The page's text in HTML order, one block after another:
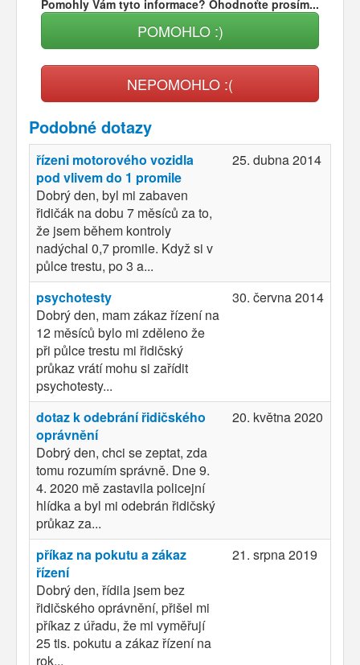
Pomohly Vám tyto informace? Ohodnoťte prosím...
POMOHLO :)
NEPOMOHLO :(
Podobné dotazy
řízeni motorového vozidla
pod vlivem do 1 promile
Dobrý den, byl mi zabaven
řidičák na dobu 7 měsíců za to,
že jsem během kontroly
nadýchal 0,7 promile. Když si v
půlce trestu, po 3 a...
25. dubna 2014
psychotesty
Dobrý den, mam zákaz řízení na
12 měsíců bylo mi zděleno že
při půlce trestu mi řidičský
průkaz vrátí mohu si zařídit
psychotesty...
30. června 2014
dotaz k odebrání řidičského
oprávnění
Dobrý den, chci se zeptat, zda
tomu rozumím správně. Dne 9.
4. 2020 mě zastavila policejní
hlídka a byl mi odebrán řidičský
průkaz za...
20. května 2020
příkaz na pokutu a zákaz
řízení
Dobrý den, řídila jsem bez
řidičského oprávnění, přišel mi
příkaz z úřadu, že mi vyměřují
25 tis. pokutu a zákaz řízení na
rok...
21. srpna 2019